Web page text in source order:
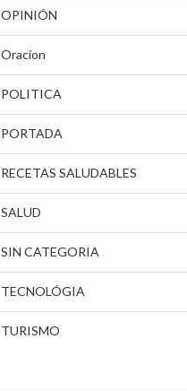
OPINIÓN
Oracion
POLITICA
PORTADA
RECETAS SALUDABLES
SALUD
SIN CATEGORIA
TECNOLÓGIA
TURISMO